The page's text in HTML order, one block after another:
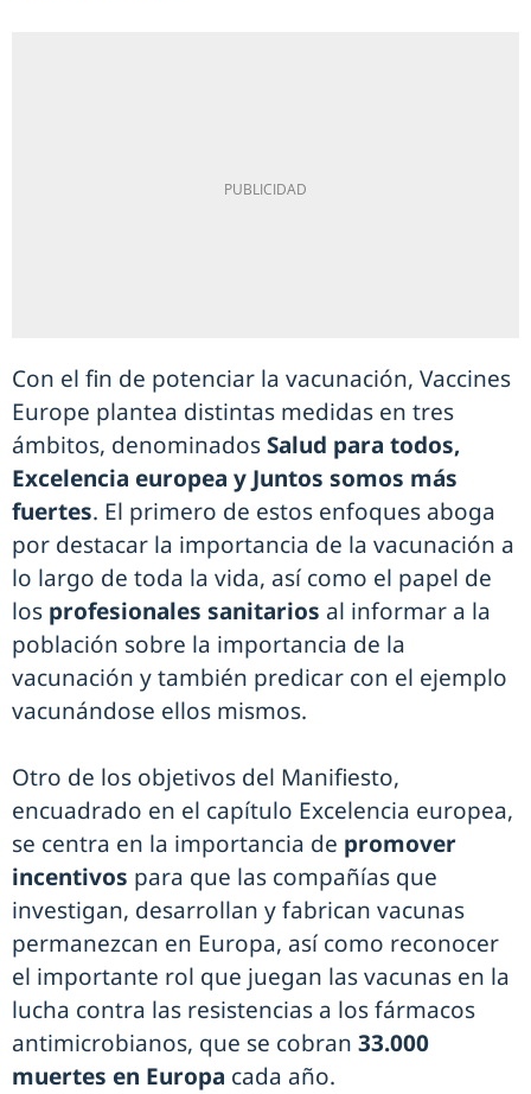
Con el fin de potenciar la vacunación, Vaccines
Europe plantea distintas medidas en tres
ámbitos, denominadosSalud para todos,
Excelencia europea y Juntos somos más
fuertes. El primero de estos enfoques aboga
por destacar la importancia de la vacunación a
lo largo de toda la vida, así como el papel de
los profesionales sanitarios al informar a la
población sobre la importancia de la
vacunación y también predicar con el ejemplo
vacunándose ellos mismos.
Otro de los objetivos del Manifiesto,
encuadrado en el capítulo Excelencia europea,
se centra en la importancia de promover
incentivos para que las compañías que
investigan, desarrollan y fabrican vacunas
permanezcan en Europa, así como reconocer
el importante rol que juegan las vacunas en la
lucha contra las resistencias a los fármacos
antimicrobianos, que se cobran 33.000
muertes en Europa cada año.